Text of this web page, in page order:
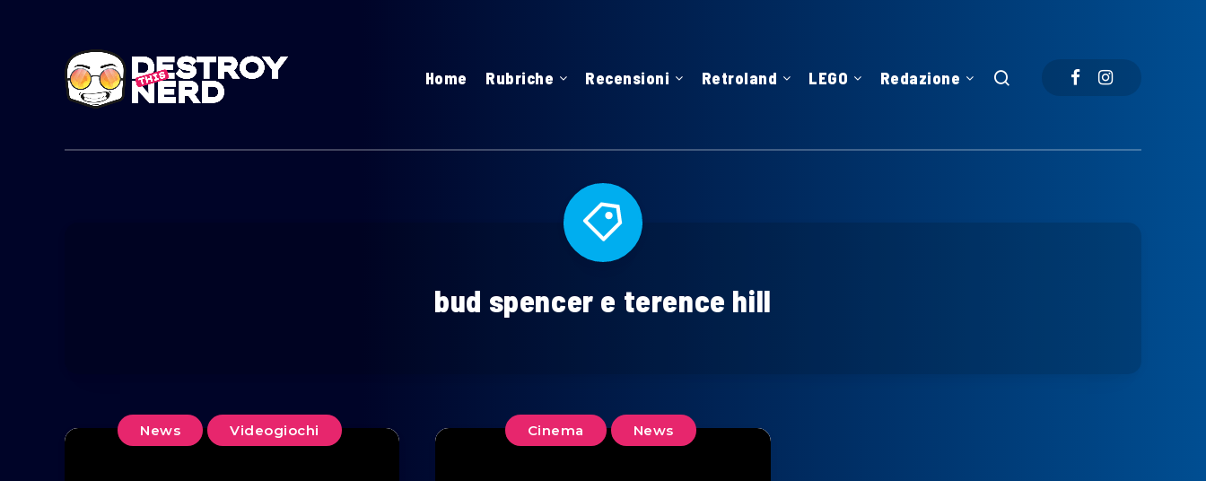
Home Rubriche Recensioni Retroland LEGO Redazione
bud spencer e terence hill
News Videogiochi Cinema News